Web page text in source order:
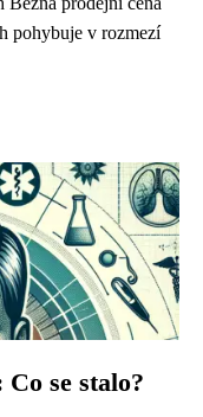
pohybuje v rozmezí
se stalo?